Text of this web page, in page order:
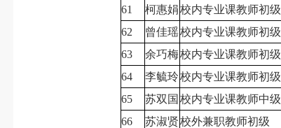
61
柯惠娟校内专业课教师初级
62
曾佳瑶校内专业课教师初级
63
余巧梅校内专业课教师初级
64
李毓玲校内专业课教师初级
65
苏双国 校内专业课教师中级
66
苏淑贤校外兼职教师初级